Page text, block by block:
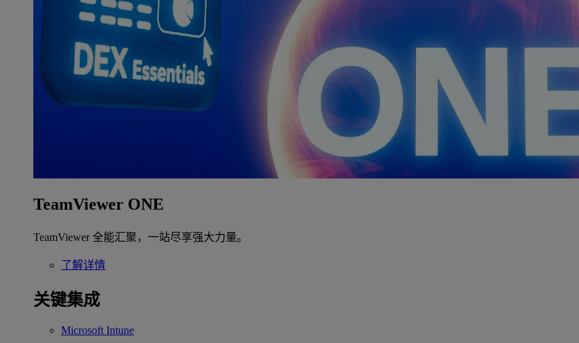
TeamViewer ONE
TeamViewer 全能汇聚，一站尽享强大力量。
了解详情
关键集成
Microsoft Intune